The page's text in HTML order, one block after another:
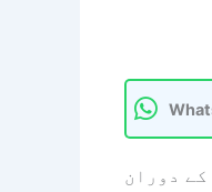
دوران